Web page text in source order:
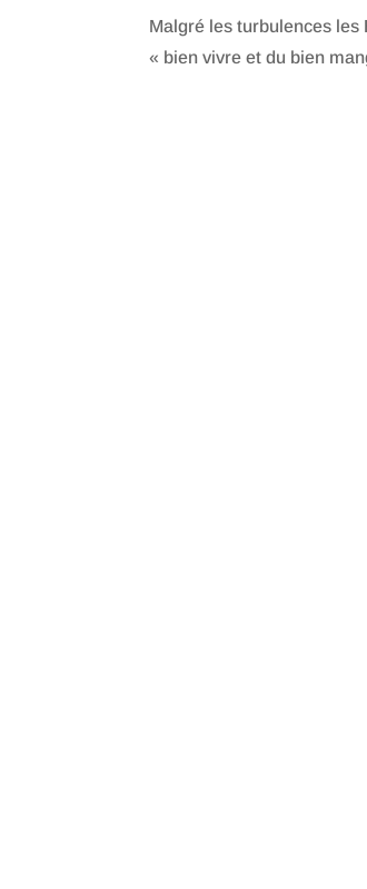
Malgré les turbulences les
« bien vivre et du bien